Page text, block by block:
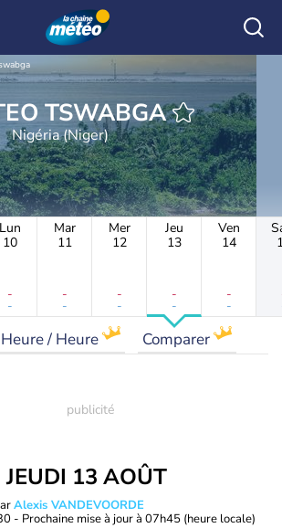
METEO TSWABGA
Nigéria (Niger)
Lun
10
-
-
Mar
11
-
-
Mer
12
-
-
Jeu
13
-
-
Ven
14
-
-
Heure / Heure Comparer
JEUDI 13 AOÛT
Alexis VANDEVOORDE
- Prochaine mise à jour à 07h45 (heure locale)